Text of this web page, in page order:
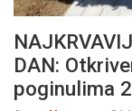
DAN:
poginulima